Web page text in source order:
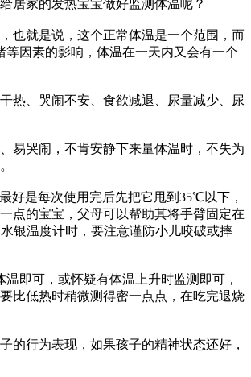
居家的发热宝宝做好监测体温呢？
也就是说，这个正常体温是一个范围，而
因素的影响，体温在一天内又会有一个
热、哭闹不安、食欲减退、尿量减少、尿
易哭闹，不肯安静下来量体温时，不失为
是每次使用完后先把它甩到35℃以下，
点的宝宝，父母可以帮助其将手臂固定在
银温度计时，要注意谨防小儿咬破或摔
即可，或怀疑有体温上升时监测即可，
比低热时稍微测得密一点点，在吃完退烧
行为表现，如果孩子的精神状态还好，